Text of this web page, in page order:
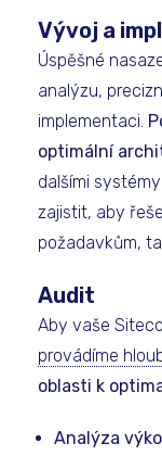
Vývoj a
Úspěšné
analýzu,
implementaci.
optimální
dalšími
zajistit, aby
požadavkům,
Audit
Aby vaše
provádíme
oblasti k
Analýza